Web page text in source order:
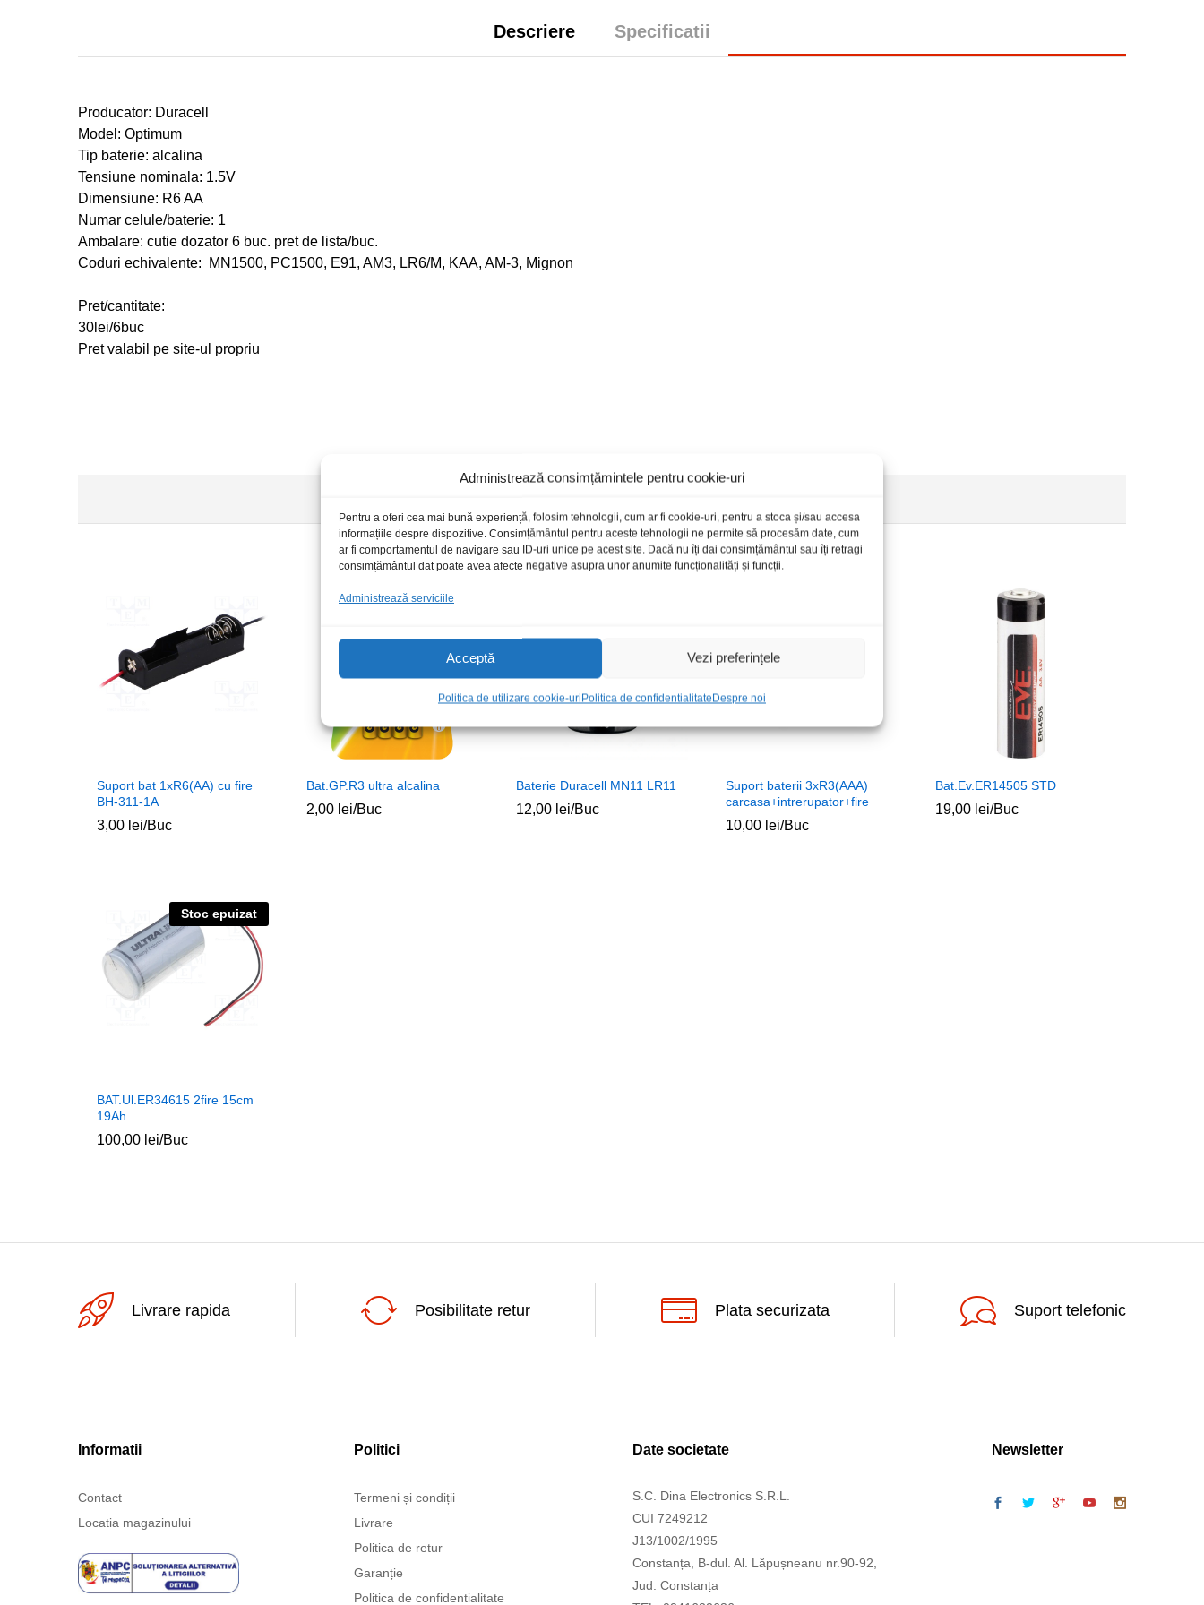
Administrează consimțămintele pentru cookie-uri
Pentru a oferi cea mai bună experiență, folosim tehnologii, cum ar fi cookie-uri, pentru a stoca și/sau accesa
informațiile despre dispozitive. Consimțământul pentru aceste tehnologii ne permite să procesăm date, cum
ar fi comportamentul de navigare sau ID-uri unice pe acest site. Dacă nu îți dai consimțământul sau îți retragi
consimțământul dat poate avea afecte negative asupra unor anumite funcționalități și funcții.
Administrează serviciile
Acceptă Vezi preferințele
Politica de utilizare cookie-uriPolitica de confidentialitateDespre noi
Descriere Specificatii
Producator: Duracell
Model: Optimum
Tip baterie: alcalina
Tensiune nominala: 1.5V
Dimensiune: R6 AA
Numar celule/baterie: 1
Ambalare: cutie dozator 6 buc. pret de lista/buc.
Coduri echivalente:
MN1500, PC1500, E91, AM3, LR6/M, KAA, AM-3, Mignon
Pret/cantitate:
30l ei/6buc
Pret valabil pe site-ul propriu
Suport bat 1xR6(AA) cu fire
BH-311-1A
3,00 lei/Buc
Bat.GP.R3 ultra alcalina
2,00 lei/Buc
Baterie Duracell MN11 LR11
12,00 lei/Buc
Suport baterii 3xR3(AAA)
carcasa+intrerupator+fire
10,00 lei/Buc
Bat.Ev.ER14505 STD
19,00 lei/Buc
Stoc epuizat
BAT.Ul.ER34615 2fire 15cm
19Ah
100,00 lei/Buc
Livrare rapida Posibilitate retur Plata securizata Suport telefonic
Informatii
Contact
Locatia magazinului
Politici
Termeni și condiții
Livrare
Politica de retur
Garanție
Politica de confidentialitate
Date societate
S.C. Dina Electronics S.R.L.
CUI 7249212
J13/1002/1995
Constanța, B-dul. Al. Lăpușneanu nr.90-92,
Jud. Constanța
Newsletter